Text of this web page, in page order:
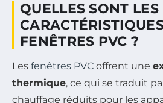
QUELLES SONT LES
FENÊTRES PVC ?
Les fenêtres PVC offrent une
thermique, ce qui se traduit
chauffage réduits pour les